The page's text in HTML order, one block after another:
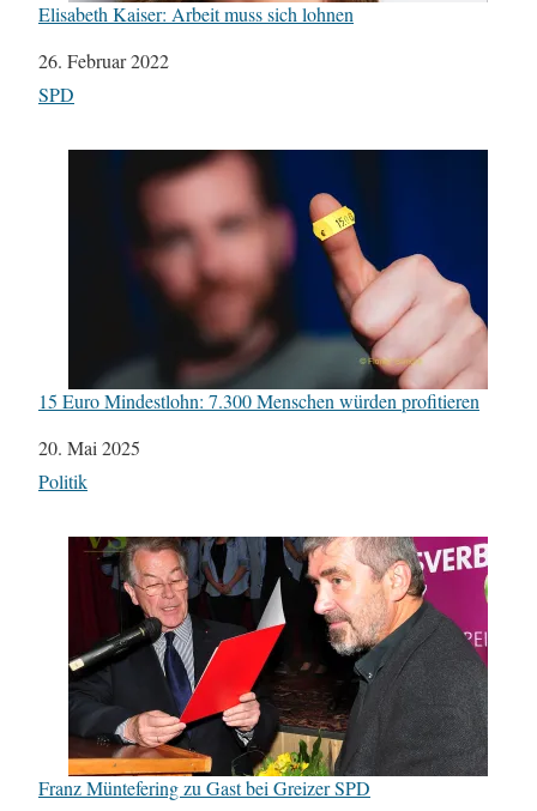
Elisabeth Kaiser: Arbeit muss sich lohnen
Datum
26. Februar 2022
In Bezug auf
SPD
15 Euro Mindestlohn: 7.300 Menschen würden profitieren
Datum
20. Mai 2025
In Bezug auf
Politik
Franz Müntefering zu Gast bei Greizer SPD